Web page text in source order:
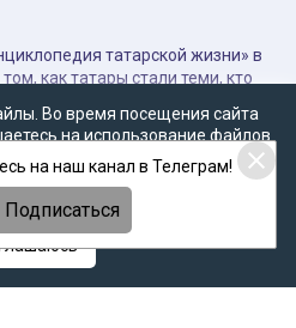
татарской жизни» в
как татары стали теми, кто
сценарии». Здесь
и Татарстана, главные
и главные вызовы, стоящие
ждать ваши отклики и
почте:millitatar@mail.ru
https://taplink.cc/milliard_tatar
Во время посещения сайта
на использование файлов
уведомлением, согласием
данных,Политикой о
Политикой конфиденциальности
на наш канал в Телеграм!
Подписаться